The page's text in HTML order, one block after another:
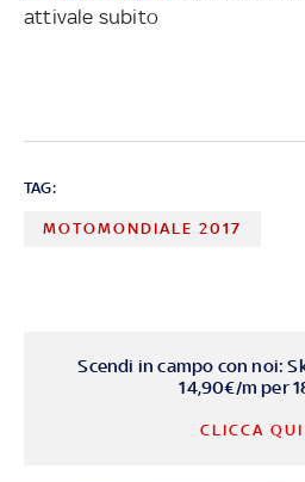
attivale subito
TAG:
MOTOMONDIALE 2017
Scendi in campo con noi:
14,90€/m per
CLICCA QUI